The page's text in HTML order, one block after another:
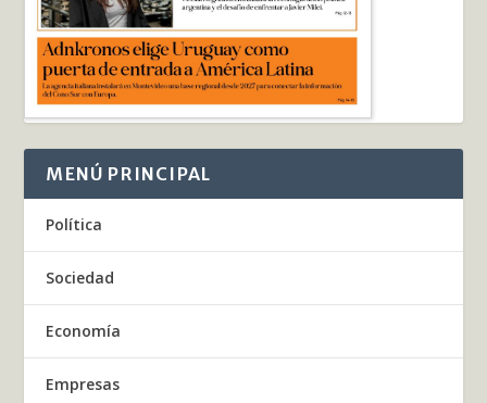
MENÚ PRINCIPAL
Política
Sociedad
Economía
Empresas